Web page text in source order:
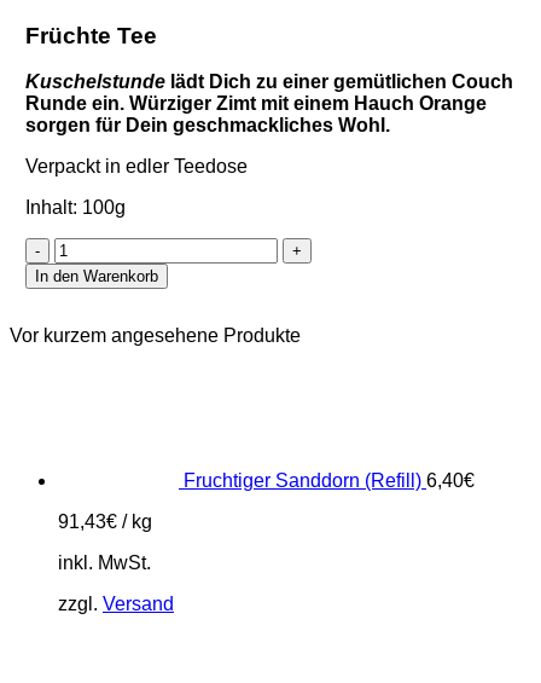
Früchte Tee
Kuschelstunde lädt Dich zu einer gemütlichen Couch
Runde ein. Würziger Zimt mit einem Hauch Orange
sorgen für Dein geschmackliches Wohl.
Verpackt in edler Teedose
Inhalt: 100g
Kuschelstunde
Menge
In den Warenkorb
Vor kurzem angesehene Produkte
Fruchtiger Sanddorn (Refill) 6,40€
91,43€ / kg
inkl. MwSt.
zzgl. Versand